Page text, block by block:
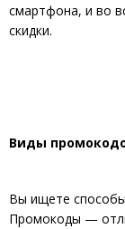
смартфона, и во
скидки.
Виды
Вы ищете
Промокоды —